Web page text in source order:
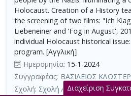
αποτελεσμάτων
με
τη
χρήση
επιπλέον
κριτηρίων
αναζήτησης
Holocaust. Creation of a History
the screening of two films: "Ich
Liebeneiner and 'Fog in August',
individual Holocaust historical
program. [Αγγλική]
Ημερομηνία: 15-1-2024
Συγγραφέας: ΒΑΣΙΛΕΙΟΣ
Σχολή: Σχολή Ανθρωπιστικών
Διαχείριση